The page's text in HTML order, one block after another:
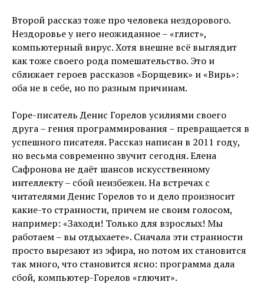
Второй рассказ тоже про человека нездорового.
Нездоровье у него неожиданное – «глист»,
компьютерный вирус. Хотя внешне всё выглядит
как тоже своего рода помешательство. Это и
сближает героев рассказов «Борщевик» и «Вирь»:
оба не в себе, но по разным причинам.
Горе-писатель Денис Горелов усилиями своего
друга – гения программирования – превращается в
успешного писателя. Рассказ написан в 2011 году,
но весьма современно звучит сегодня. Елена
Сафронова не даёт шансов искусственному
интеллекту – сбой неизбежен. На встречах с
читателями Денис Горелов то и дело произносит
какие-то странности, причем не своим голосом,
например: «Заходи! Только для взрослых! Мы
работаем – вы отдыхаете». Сначала эти странности
просто вырезают из эфира, но потом их становится
так много, что становится ясно: программа дала
сбой, компьютер-Горелов «глючит».